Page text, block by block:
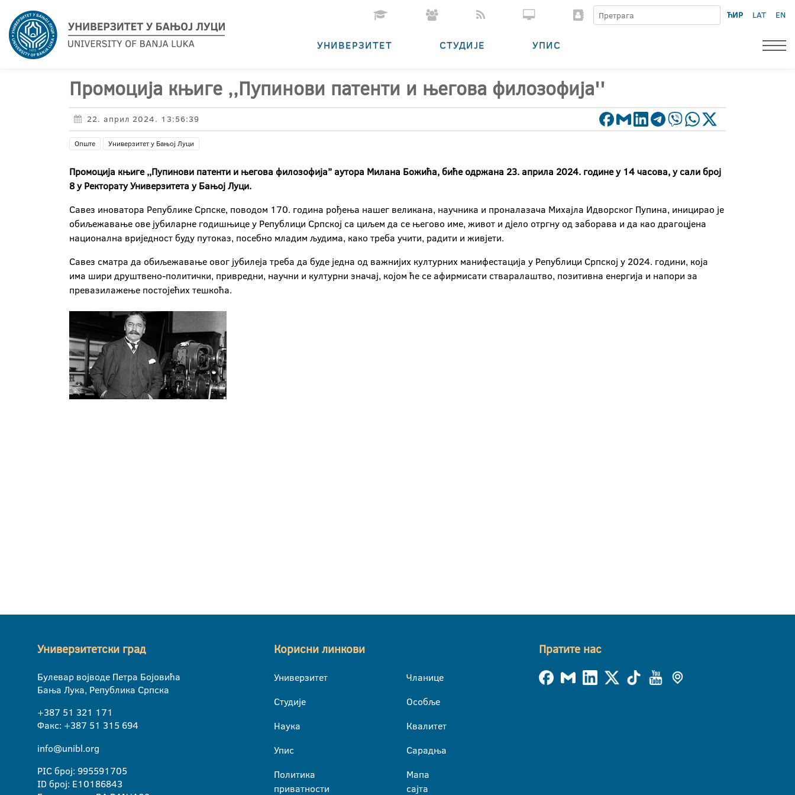
ЋИР LAT EN
УНИВЕРЗИТЕТ СТУДИЈЕ УПИС
Промоција књиге ,,Пупинови патенти и његова филозофија''
22. април 2024. 13:56:39
Опште Универзитет у Бањој Луци
Промоција књиге ,,Пупинови патенти и његова филозофија’’ аутора Милана Божића, биће одржана 23. априла 2024. године у 14 часова, у сали број
8 у Ректорату Универзитета у Бањој Луци.
Савез иноватора Републике Српске, поводом 170. година рођења нашег великана, научника и проналазача Михајла Идворског Пупина, иницирао је
обиљежавање ове јубиларне годишњице у Републици Српској са циљем да се његово име, живот и дјело отргну од заборава и да као драгоцјена
национална вриједност буду путоказ, посебно младим људима, како треба учити, радити и живјети.
Савез сматра да обиљежавање овог јубилеја треба да буде једна од важнијих културних манифестација у Републици Српској у 2024. години, која
има шири друштвено-политички, привредни, научни и културни значај, којом ће се афирмисати стваралаштво, позитивна енергија и напори за
превазилажење постојећих тешкоћа.
Универзитетски град
Булевар војводе Петра Бојовића
Бања Лука, Република Српска
+387 51 321 171
Факс: +387 51 315 694
info@unibl.org
PIC број: 995591705
ID број: E10186843
Корисни линкови
Универзитет
Студије
Наука
Упис
Политика
приватности
Чланице
Особље
Квалитет
Сарадња
Мапа
сајта
Пратите нас